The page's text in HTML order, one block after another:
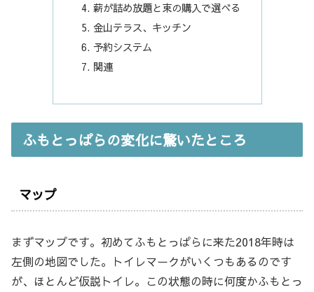
薪が詰め放題と束の購入で選べる
金山テラス、キッチン
予約システム
関連
ふもとっぱらの変化に驚いたところ
マップ
まずマップです。初めてふもとっぱらに来た2018年時は
左側の地図でした。トイレマークがいくつもあるのです
が、ほとんど仮説トイレ。この状態の時に何度かふもとっ